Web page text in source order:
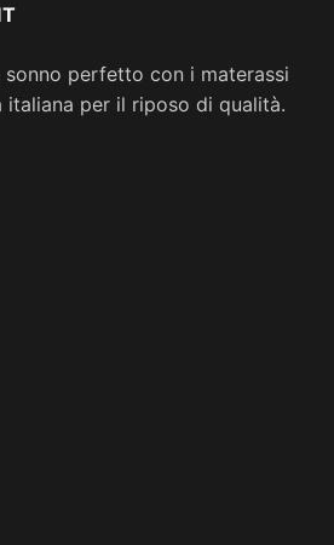
perfetto con i materassi
italiana per il riposo di qualità.